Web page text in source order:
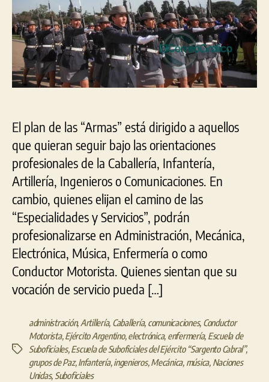
para
ser
parte
de
sus
filas
El plan de las “Armas” está dirigido a aquellos
que quieran seguir bajo las orientaciones
profesionales de la Caballería, Infantería,
Artillería, Ingenieros o Comunicaciones. En
cambio, quienes elijan el camino de las
“Especialidades y Servicios”, podrán
profesionalizarse en Administración, Mecánica,
Electrónica, Música, Enfermería o como
Conductor Motorista. Quienes sientan que su
vocación de servicio pueda […]
Etiquetas
administración, Artillería, Caballería, comunicaciones, Conductor
Motorista,Ejército Argentino,electrónica, enfermería, Escuela de
Suboficiales,Escuela de Suboficiales del Ejército “Sargento Cabral”,
grupos de Paz,Infantería,ingenieros,Mecánica, música, Naciones
Unidas, Suboficiales